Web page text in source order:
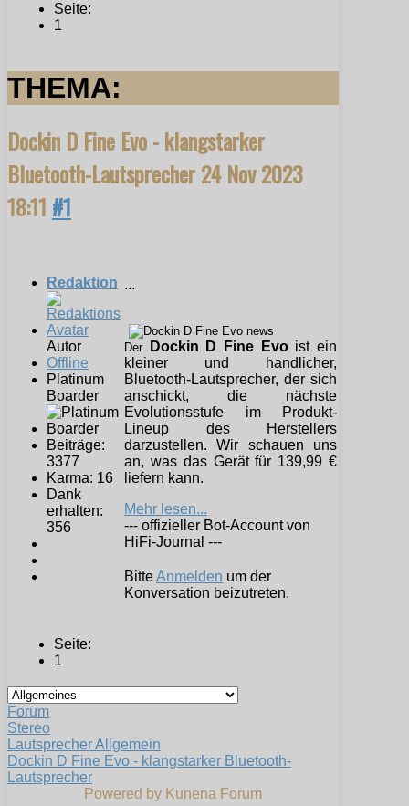
Seite:
1
THEMA:
Dockin D Fine Evo - klangstarker
Bluetooth-Lautsprecher24 Nov 2023
18:11 #1
Redaktion
Autor
Offline
Platinum
Boarder
Beiträge:
3377
Karma: 16
Dank
erhalten:
356
...
Der Dockin D Fine Evoist ein
kleiner und handlicher,
Bluetooth-Lautsprecher, der sich
anschickt, die nächste
Evolutionsstufe im Produkt-
Lineup des Herstellers
darzustellen. Wir schauen uns
an, was das Gerät für 139,99 €
liefern kann.
Mehr lesen...
--- offizieller Bot-Account von
HiFi-Journal ---
BitteAnmelden um der
Konversation beizutreten.
Seite:
1
Forum
Stereo
Lautsprecher Allgemein
Dockin D Fine Evo - klangstarker Bluetooth-
Lautsprecher
Powered by Kunena Forum